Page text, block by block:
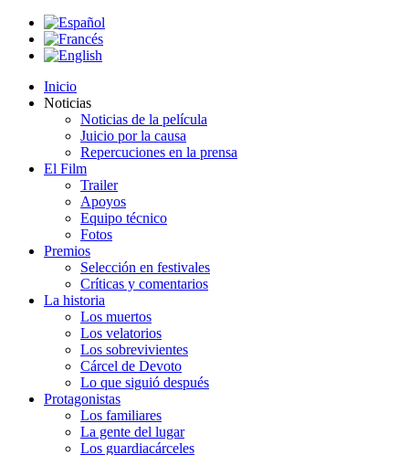
Inicio
Noticias
Noticias de la película
Juicio por la causa
Repercuciones en la prensa
El Film
Trailer
Apoyos
Equipo técnico
Fotos
Premios
Selección en festivales
Críticas y comentarios
La historia
Los muertos
Los velatorios
Los sobrevivientes
Cárcel de Devoto
Lo que siguió después
Protagonistas
Los familiares
La gente del lugar
Los guardiacárceles